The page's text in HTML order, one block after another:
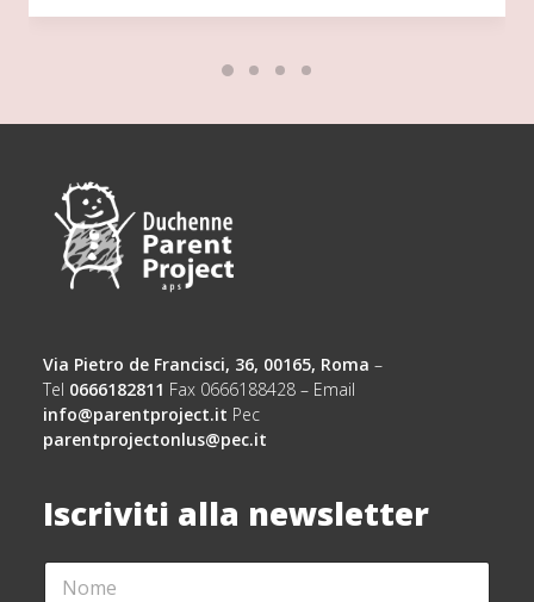
Via Pietro de Francisci, 36, 00165, Roma –
Tel 0666182811 Fax 0666188428 – Email
info@parentproject.it Pec
parentprojectonlus@pec.it
Iscriviti alla newsletter
N